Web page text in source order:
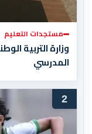
مستجدات التعليم
وزارة التربية
المدرسي
2